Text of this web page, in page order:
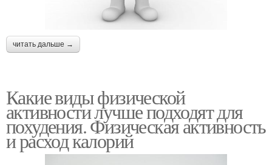
читать дальше →
Какие виды физической
активности лучше подходят для
похудения. Физическая активность
и расход калорий